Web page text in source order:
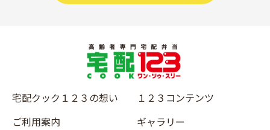
宅配クック１２３の想い
ご利用案内
１２３コンテンツ
ギャラリー